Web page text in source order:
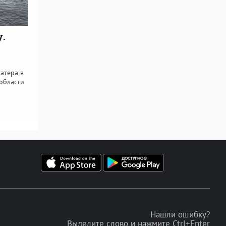
в
Нашли ошибку?
Выделите слово и нажмите Ctrl+Enter